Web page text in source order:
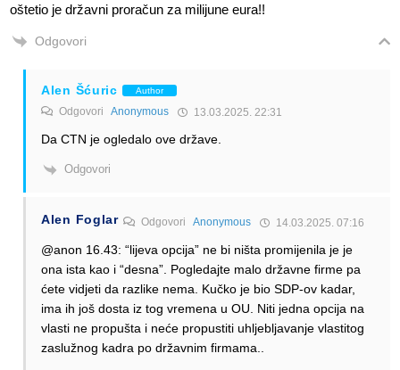
oštetio je državni proračun za milijune eura!!
Odgovori
Alen Šćuric Author
Odgovori Anonymous 13.03.2025. 22:31
Da CTN je ogledalo ove države.
Odgovori
Alen Foglar Odgovori Anonymous 14.03.2025. 07:16
@anon 16.43: “lijeva opcija” ne bi ništa promijenila je je
ona ista kao i “desna”. Pogledajte malo državne firme pa
ćete vidjeti da razlike nema. Kučko je bio SDP-ov kadar,
ima ih još dosta iz tog vremena u OU. Niti jedna opcija na
vlasti ne propušta i neće propustiti uhljebljavanje vlastitog
zaslužnog kadra po državnim firmama..